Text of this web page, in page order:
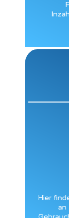
Hier
an